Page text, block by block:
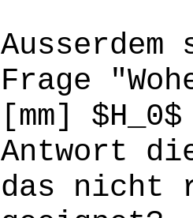
Frage
[mm]
Antwort
das nicht